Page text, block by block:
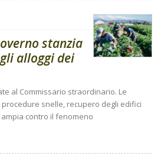
stanzia
alloggi dei
al Commissario straordinario. Le
snelle, recupero degli edifici
contro il fenomeno